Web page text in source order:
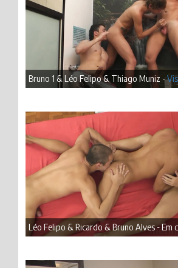
Bruno 1 & Léo Felipo & Thiago Muniz -
Léo Felipo & Ricardo & Bruno Alves - Em